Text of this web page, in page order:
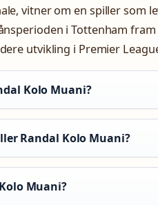
vitner om en spiller som
i Tottenham
utvikling i Premier
Kolo Muani?
Randal Kolo Muani?
Muani?